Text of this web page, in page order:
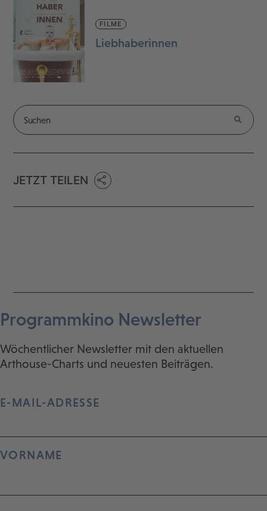
FILME
Liebhaberinnen
JETZT TEILEN
Programmkino Newsletter
Wöchentlicher Newsletter mit den aktuellen
Arthouse-Charts und neuesten Beiträgen.
E-MAIL-ADRESSE
VORNAME